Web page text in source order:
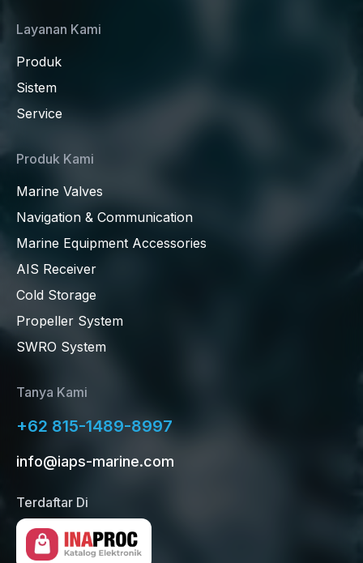
Layanan Kami
Produk
Sistem
Service
Produk Kami
Marine Valves
Navigation & Communication
Marine Equipment Accessories
AIS Receiver
Cold Storage
Propeller System
SWRO System
Tanya Kami
+62 815-1489-8997
info@iaps-marine.com
Terdaftar Di